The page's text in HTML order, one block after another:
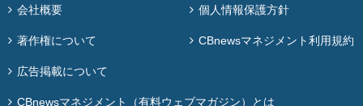
会社概要 個人情報保護方針
著作権について CBnewsマネジメント利用規約
広告掲載について
CBnewsマネジメント（有料ウェブマガジン）とは